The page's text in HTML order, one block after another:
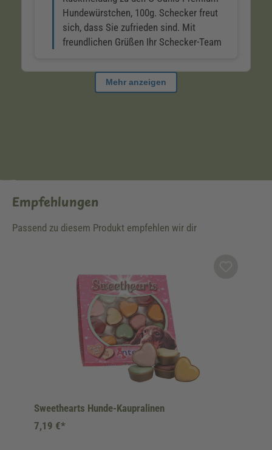
Empfehlungen
Passend zu diesem Produkt empfehlen wir dir
Sweethearts Hunde-Kaupralinen
7,19 €*